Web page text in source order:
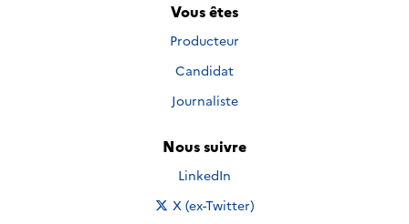
Vous êtes
Producteur
Candidat
Journaliste
Nous suivre
Nous suivre sur
LinkedIn
Nous suivre sur
X (ex-Twitter)